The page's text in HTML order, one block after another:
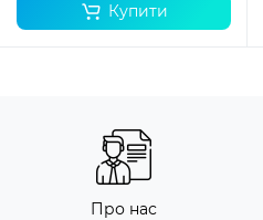
Купити
Про нас